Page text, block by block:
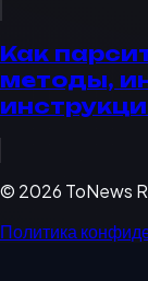
Как
методы,
© 2026 ToNews
Политика